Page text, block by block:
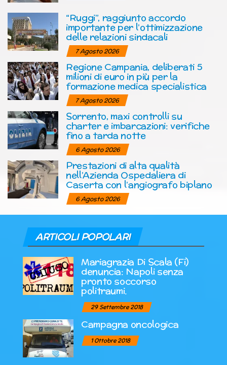
“Ruggi”, raggiunto accordo
importante per l’ottimizzazione
delle relazioni sindacali
7 Agosto 2026
Regione Campania, deliberati 5
milioni di euro in più per la
formazione medica specialistica
7 Agosto 2026
Sorrento, maxi controlli su
charter e imbarcazioni: verifiche
fino a tarda notte
6 Agosto 2026
Prestazioni di alta qualità
nell’Azienda Ospedaliera di
Caserta con l’angiografo biplano
6 Agosto 2026
ARTICOLI POPOLARI
Mariagrazia Di Scala (Fi)
denuncia: Napoli senza
pronto soccorso
politraumi.
29 Settembre 2018
Campagna oncologica
1 Ottobre 2018